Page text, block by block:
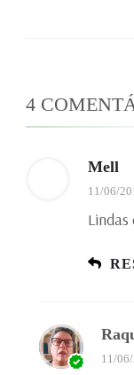
4
Mell
11/06/
Lindas
11/